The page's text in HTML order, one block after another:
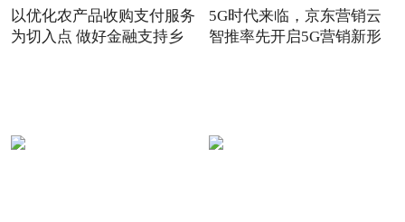
以优化农产品收购支付服务
为切入点 做好金融支持乡
5G时代来临，京东营销云
智推率先开启5G营销新形